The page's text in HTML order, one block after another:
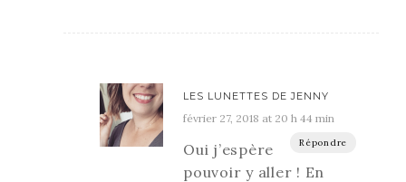
LES LUNETTES DE JENNY
février 27, 2018 at 20 h 44 min
Répondre
Oui j’espère
pouvoir y aller ! En